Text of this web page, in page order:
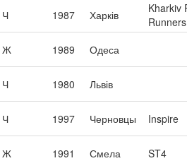
Ч 1987 Харків
Kharkiv
Runners
Ж 1989 Одеса
Ч 1980 Львів
Ч 1997 Черновцы Inspire
Ж 1991 Смела
ST4